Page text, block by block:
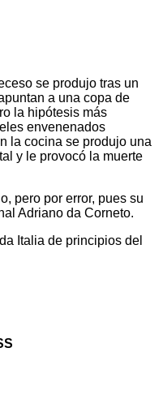
se produjo tras un
a una copa de
la hipótesis más
envenenados
la cocina se produjo una
y le provocó la muerte
pero por error, pues su
Adriano da Corneto.
Italia de principios del